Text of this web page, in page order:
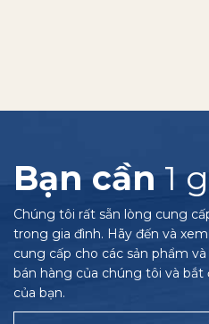
Bạn cần 1
Chúng tôi rất sẵn lòng cung
trong gia đình. Hãy đến và
cung cấp cho các sản phẩm
bán hàng của chúng tôi và bắt
của bạn.